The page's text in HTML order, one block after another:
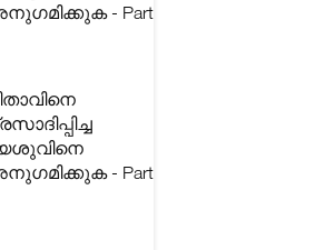
- Part
- Part